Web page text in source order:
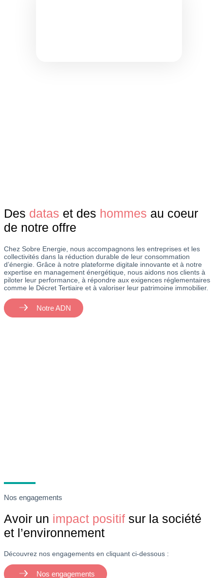
Des datas et des hommes au coeur
de notre offre
Chez Sobre Energie, nous accompagnons les entreprises et les
collectivités dans la réduction durable de leur consommation
d’énergie. Grâce à notre plateforme digitale innovante et à notre
expertise en management énergétique, nous aidons nos clients à
piloter leur performance, à répondre aux exigences réglementaires
comme le Décret Tertiaire et à valoriser leur patrimoine immobilier.
Notre ADN
Nos engagements
Avoir un impact positif sur la société
et l’environnement
Découvrez nos engagements en cliquant ci-dessous :
Nos engagements